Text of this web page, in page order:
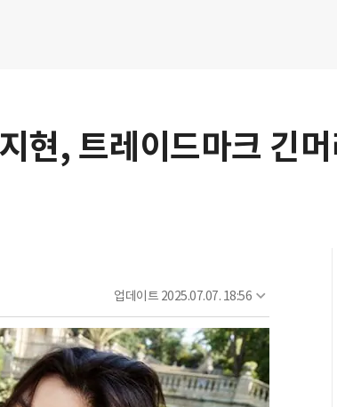
현, 트레이드마크 긴
업데이트 2025.07.07. 18:56